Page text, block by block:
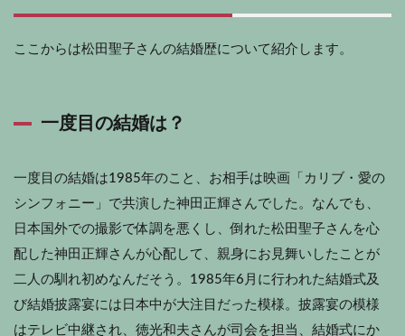
ここからは松田聖子さんの結婚歴について紹介します。
一度目の結婚は？
一度目の結婚は1985年のこと、お相手は映画「カリブ・愛の
シンフォニー」で共演した神田正輝さんでした。なんでも、
日本国外での撮影で体調を悪くし、倒れた松田聖子さんを心
配した神田正輝さんが心配して、親身にお見舞いしたことが
二人の馴れ初めなんだそう。1985年6月に行われた結婚式及
び結婚披露宴には日本中が大注目だった模様。披露宴の模様
はテレビ中継され、徳光和夫さんが司会を担当、結婚式にか